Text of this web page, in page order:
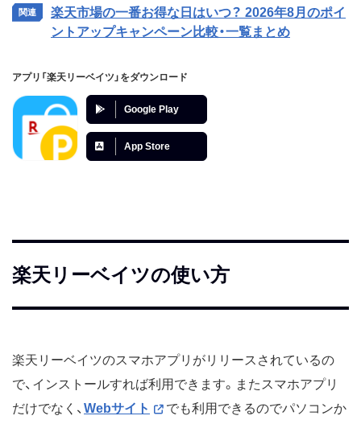
楽天市場の一番お得な日はいつ？ 2026年8月のポイ
ントアップキャンペーン比較・一覧まとめ
アプリ「楽天リーベイツ」をダウンロード
Google Play
App Store
楽天リーベイツの使い方
楽天リーベイツのスマホアプリがリリースされているの
で、インストールすれば利用できます。またスマホアプリ
だけでなく、 Webサイト
でも利用できるのでパソコンか